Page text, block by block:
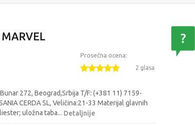
Prosečna ocena:
2 glasa
272, Beograd,Srbija T/F: (+381 11) 7159-
CERDA SL, Veličina:21-33 Materijal glavnih
uložna taba... Detaljnije